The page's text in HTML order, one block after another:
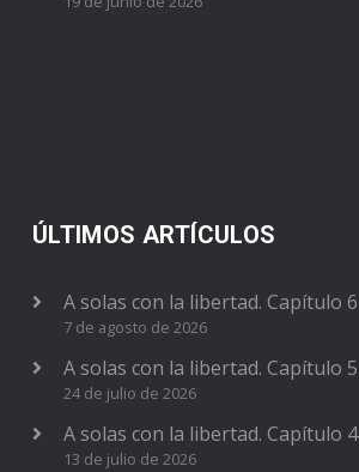
ÚLTIMOS ARTÍCULOS
A solas con la libertad. Capítulo 6
7 de agosto de 2026
A solas con la libertad. Capítulo 5
24 de julio de 2026
A solas con la libertad. Capítulo 4
13 de julio de 2026